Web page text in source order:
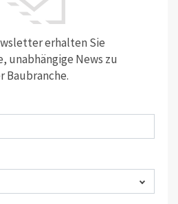
erhalten Sie
unabhängige News zu
Baubranche.